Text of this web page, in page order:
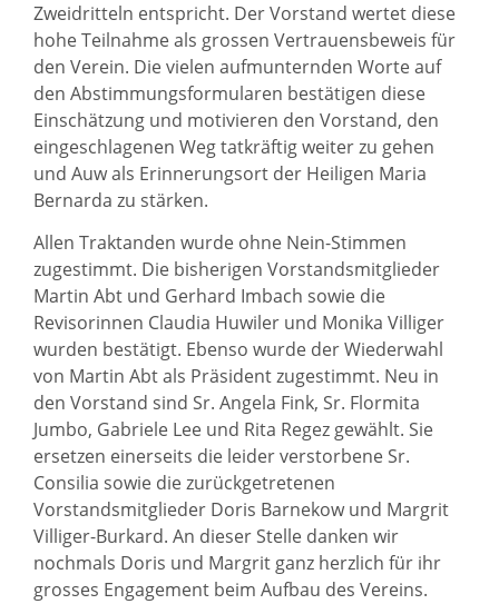
Zweidritteln entspricht. Der Vorstand wertet diese
hohe Teilnahme als grossen Vertrauensbeweis für
den Verein. Die vielen aufmunternden Worte auf
den Abstimmungsformularen bestätigen diese
Einschätzung und motivieren den Vorstand, den
eingeschlagenen Weg tatkräftig weiter zu gehen
und Auw als Erinnerungsort der Heiligen Maria
Bernarda zu stärken.
Allen Traktanden wurde ohne Nein-Stimmen
zugestimmt. Die bisherigen Vorstandsmitglieder
Martin Abt und Gerhard Imbach sowie die
Revisorinnen Claudia Huwiler und Monika Villiger
wurden bestätigt. Ebenso wurde der Wiederwahl
von Martin Abt als Präsident zugestimmt. Neu in
den Vorstand sind Sr. Angela Fink, Sr. Flormita
Jumbo, Gabriele Lee und Rita Regez gewählt. Sie
ersetzen einerseits die leider verstorbene Sr.
Consilia sowie die zurückgetretenen
Vorstandsmitglieder Doris Barnekow und Margrit
Villiger-Burkard. An dieser Stelle danken wir
nochmals Doris und Margrit ganz herzlich für ihr
grosses Engagement beim Aufbau des Vereins.